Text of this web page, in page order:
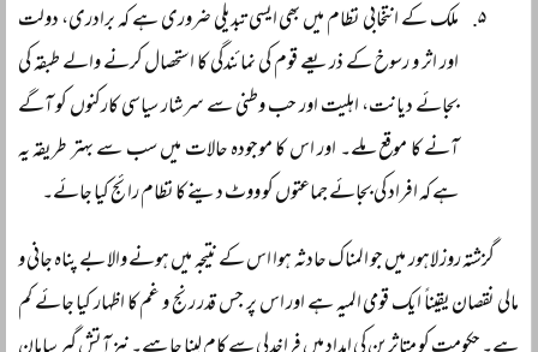
ملک کے انتخابی نظام میں بھی ایسی تبدیلی ضروری ہے کہ برادری، دولت
اور اثر و رسوخ کے ذریعے قوم کی نمائندگی کا استحصال کرنے والے طبقہ کی
بجائے دیانت، اہلیت اور حب وطنی سے سرشار سیاسی کارکنوں کو آگے
آنے کا موقع ملے۔ اور اس کا موجودہ حالات میں سب سے بہتر طریقہ یہ
ہے کہ افراد کی بجائے جماعتوں کو ووٹ دینے کا نظام رائج کیا جائے۔
گزشتہ روز لاہور میں جو المناک حادثہ ہوا اس کے نتیجہ میں ہونے والا بے پناہ جانی و
مالی نقصان یقیناً ایک قومی المیہ ہے اور اس پر جس قدر رنج و غم کا اظہار کیا جائے کم